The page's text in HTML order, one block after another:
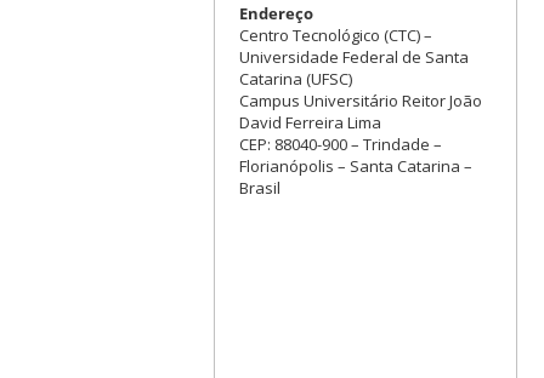
Endereço
Centro Tecnológico (CTC) –
Universidade Federal de Santa
Catarina (UFSC)
Campus Universitário Reitor João
David Ferreira Lima
CEP: 88040-900 – Trindade –
Florianópolis – Santa Catarina –
Brasil